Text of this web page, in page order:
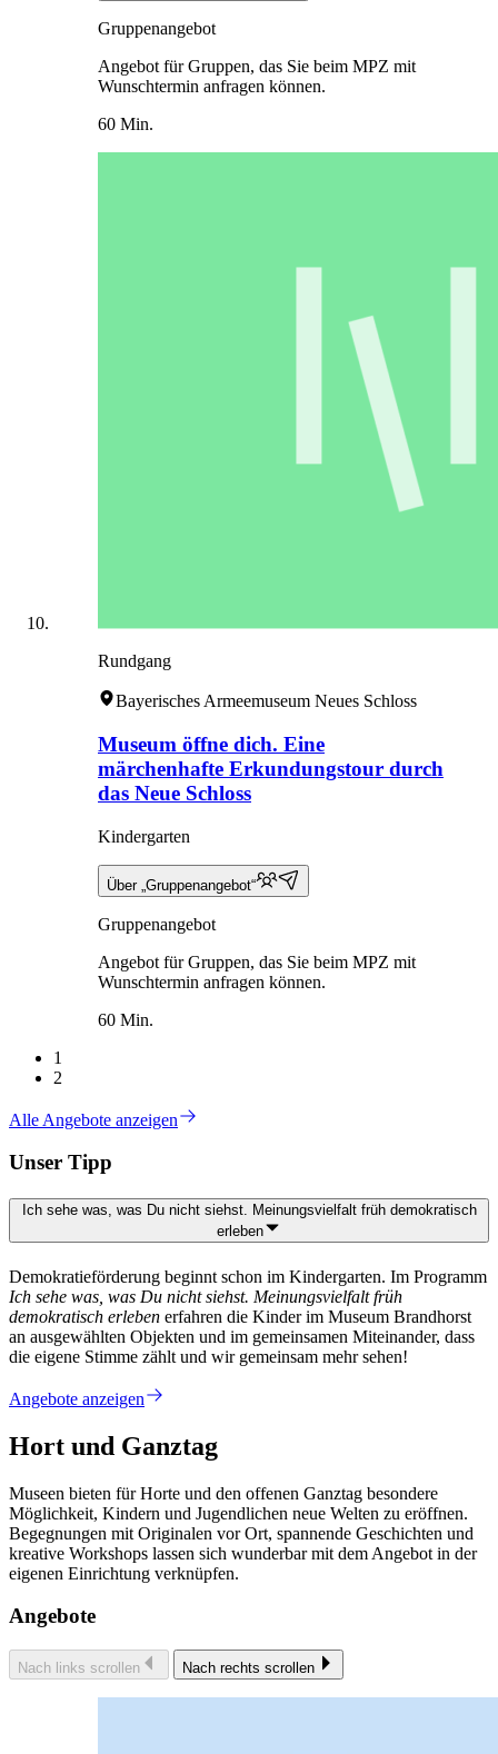
Gruppenangebot
Angebot für Gruppen, das Sie beim MPZ mit
Wunschtermin anfragen können.
60 Min.
Rundgang
Bayerisches Armeemuseum Neues Schloss
Museum öffne dich. Eine
märchenhafte Erkundungstour durch
das Neue Schloss
Kindergarten
Über „Gruppenangebot“
Gruppenangebot
Angebot für Gruppen, das Sie beim MPZ mit
Wunschtermin anfragen können.
60 Min.
1
2
Alle Angebote anzeigen
Unser Tipp
Ich sehe was, was Du nicht siehst. Meinungsvielfalt früh demokratisch
erleben
Demokratieförderung beginnt schon im Kindergarten. Im Programm
Ich sehe was, was Du nicht siehst. Meinungsvielfalt früh
demokratisch erleben erfahren die Kinder im Museum Brandhorst
an ausgewählten Objekten und im gemeinsamen Miteinander, dass
die eigene Stimme zählt und wir gemeinsam mehr sehen!
Angebote anzeigen
Hort und Ganztag
Museen bieten für Horte und den offenen Ganztag besondere
Möglichkeit, Kindern und Jugendlichen neue Welten zu eröffnen.
Begegnungen mit Originalen vor Ort, spannende Geschichten und
kreative Workshops lassen sich wunderbar mit dem Angebot in der
eigenen Einrichtung verknüpfen.
Angebote
Nach links scrollen Nach rechts scrollen